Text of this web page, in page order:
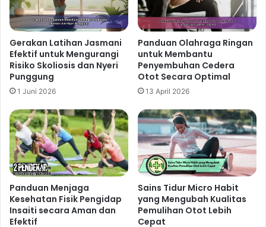
Efektif Sebelum Berolahraga untuk
Performa Lebih Optimal
10 jam ago
Cara Mobility Training Membantu
Tubuh Lebih Fleksibel dan Siap
Menghadapi Aktivitas Sehari-Hari
1 hari ago
Panduan Latihan Cardio untuk
Membantu Tubuh Lebih Bugar dan
Aktif Setiap Hari
Gerakan Latihan Jasmani
Efektif untuk Mengurangi
Risiko Skoliosis dan Nyeri
Punggung
1 Juni 2026
Panduan Olahraga Ringan
untuk Membantu
Penyembuhan Cedera
Otot Secara Optimal
13 April 2026
Panduan Menjaga
Kesehatan Fisik Pengidap
Insaiti secara Aman dan
Efektif
Sains Tidur Micro Habit
yang Mengubah Kualitas
Pemulihan Otot Lebih
Cepat